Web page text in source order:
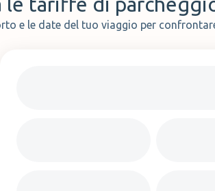
e le date del tuo viaggio per